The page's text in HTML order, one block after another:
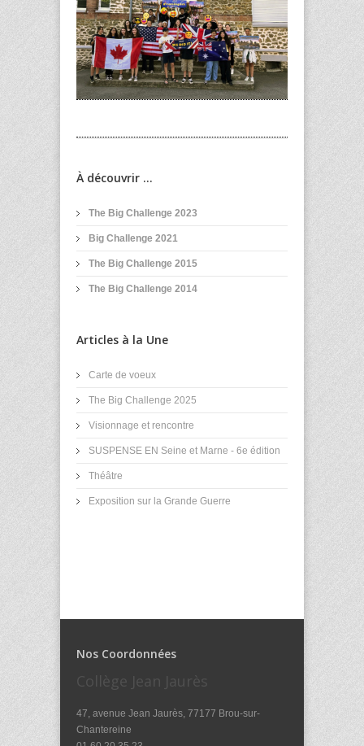
À découvrir ...
The Big Challenge 2023
Big Challenge 2021
The Big Challenge 2015
The Big Challenge 2014
Articles à la Une
Carte de voeux
The Big Challenge 2025
Visionnage et rencontre
SUSPENSE EN Seine et Marne - 6e édition
Théâtre
Exposition sur la Grande Guerre
Nos Coordonnées
Collège Jean Jaurès
47, avenue Jean Jaurès, 77177 Brou-sur-
Chantereine